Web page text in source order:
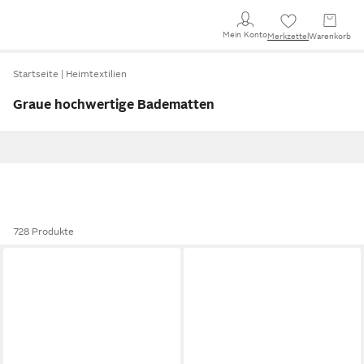
Mein KontoMerkzettel Warenkorb
Startseite Heimtextilien
Graue hochwertige Badematten
728 Produkte